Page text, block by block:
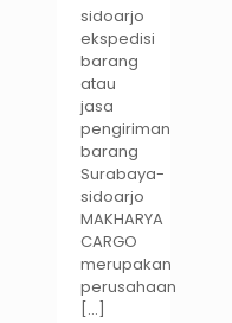
sidoarjo
ekspedisi
barang
atau
jasa
pengiriman
barang
Surabaya-
sidoarjo
MAKHARYA
CARGO
merupakan
perusahaan
[…]